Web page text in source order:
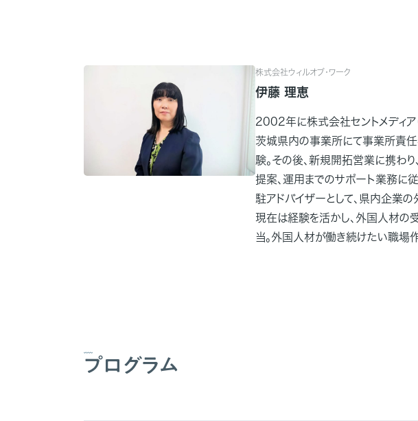
株式会社ウィルオブ・ワーク
伊藤 理恵
2002年に株式会社セントメディア（
茨城県内の事業所にて事業所責任
験。その後、新規開拓営業に携わ
提案、運用までのサポート業務に
駐アドバイザーとして、県内企業
現在は経験を活かし、外国人材の
当。外国人材が働き続けたい職場
プログラム